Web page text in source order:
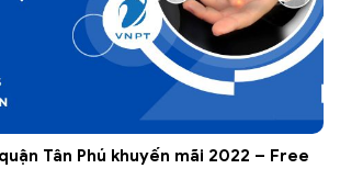
Tân Phú khuyến mãi 2022 – Free